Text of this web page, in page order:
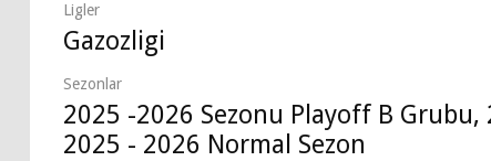
Ligler
Gazozligi
Sezonlar
2025 -2026 Sezonu Playoff B
2025 - 2026 Normal Sezon